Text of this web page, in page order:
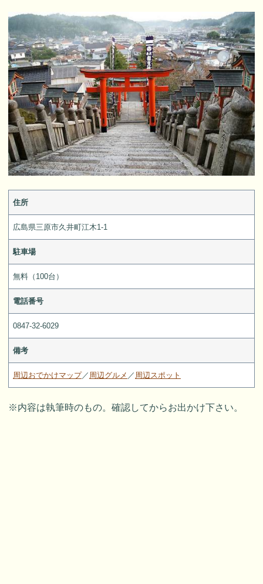
住所
広島県三原市久井町江木1-1
駐車場
無料（100台）
電話番号
0847-32-6029
備考
周辺おでかけマップ／ 周辺グルメ ／ 周辺スポット
※内容は執筆時のもの。確認してからお出かけ下さい。